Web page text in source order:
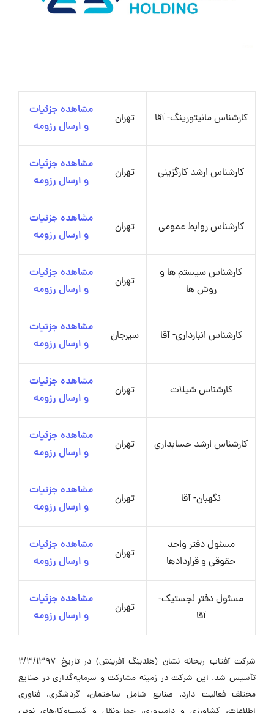
کارشناس مانیتورینگ- آقا تهران
مشاهده جزئیات
و ارسال رزومه
کارشناس ارشد کارگزینی تهران
مشاهده جزئیات
و ارسال رزومه
کارشناس روابط عمومی تهران
مشاهده جزئیات
و ارسال رزومه
کارشناس سیستم ها و
روش ها
تهران
مشاهده جزئیات
و ارسال رزومه
کارشناس انبارداری- آقا سیرجان
مشاهده جزئیات
و ارسال رزومه
کارشناس شیلات تهران
مشاهده جزئیات
و ارسال رزومه
کارشناس ارشد حسابداری تهران
مشاهده جزئیات
و ارسال رزومه
نگهبان- آقا تهران
مشاهده جزئیات
و ارسال رزومه
مسئول دفتر واحد
حقوقی و قراردادها
تهران
مشاهده جزئیات
و ارسال رزومه
مسئول دفتر لجستیک-
آقا
تهران
مشاهده جزئیات
و ارسال رزومه
شرکت آفتاب ریحانه نشان (هلدینگ آفرینش) در تاریخ 2/3/1397
تأسیس شد. این شرکت در زمینه مشارکت و سرمایه‌گذاری در صنایع
مختلف فعالیت دارد. صنایع شامل ساختمان، گردشگری، فناوری